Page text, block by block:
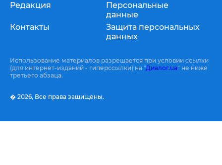
Редакция
Контакты
Персональные
данные
Защита персональных
данных
Использование материалов разрешается при условии ссылки
(для интернет-изданий - гиперссылки) на "Диалог.ua" не ниже
третьего абзаца.
� 2026, Все права защищены.